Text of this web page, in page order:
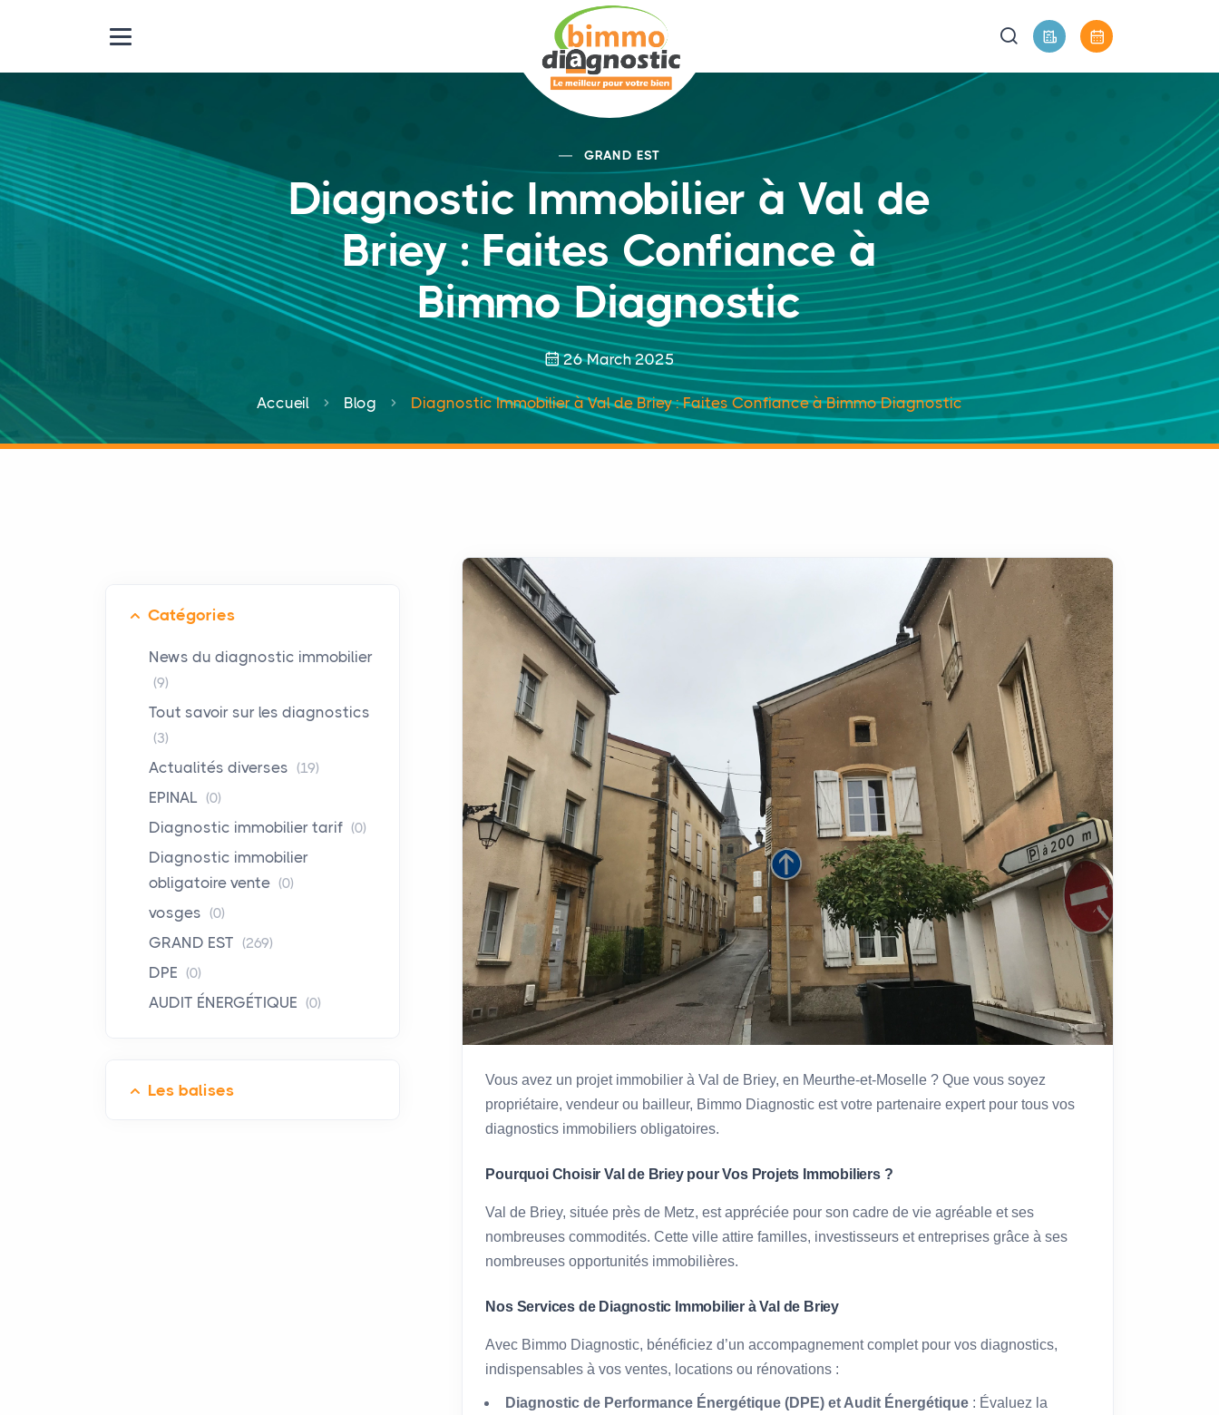
GRAND EST
Diagnostic Immobilier à Val de
Briey : Faites Confiance à
Bimmo Diagnostic
26 March 2025
Accueil Blog Diagnostic Immobilier à Val de Briey : Faites Confiance à Bimmo Diagnostic
Vous avez un projet immobilier à Val de Briey, en Meurthe-et-Moselle ? Que vous soyez
propriétaire, vendeur ou bailleur, Bimmo Diagnostic est votre partenaire expert pour tous vos
diagnostics immobiliers obligatoires.
Pourquoi Choisir Val de Briey pour Vos Projets Immobiliers ?
Val de Briey, située près de Metz, est appréciée pour son cadre de vie agréable et ses
nombreuses commodités. Cette ville attire familles, investisseurs et entreprises grâce à ses
nombreuses opportunités immobilières.
Nos Services de Diagnostic Immobilier à Val de Briey
Avec Bimmo Diagnostic, bénéficiez d’un accompagnement complet pour vos diagnostics,
indispensables à vos ventes, locations ou rénovations :
Diagnostic de Performance Énergétique (DPE) et Audit Énergétique : Évaluez la
Catégories
News du diagnostic immobilier
(9)
Tout savoir sur les diagnostics
(3)
Actualités diverses (19)
EPINAL (0)
Diagnostic immobilier tarif (0)
Diagnostic immobilier
obligatoire vente (0)
vosges (0)
GRAND EST (269)
DPE (0)
AUDIT ÉNERGÉTIQUE (0)
Les balises